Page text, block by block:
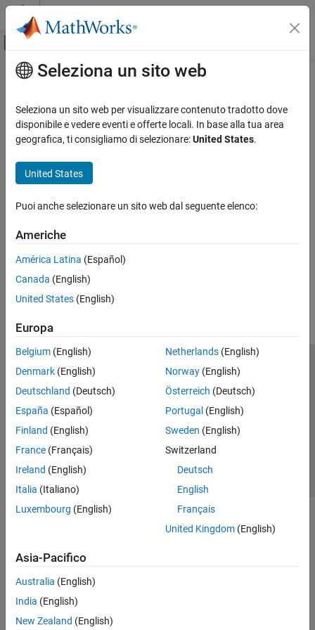
Vai al contenuto
Attiva/disattiva menu di navigazione
Pagina iniziale della documentazione
Contenuto principale
Seleziona un sito web
Seleziona un sito web per visualizzare contenuto tradotto dove
disponibile e vedere eventi e offerte locali. In base alla tua area
geografica, ti consigliamo di selezionare:United States.
United States
Puoi anche selezionare un sito web dal seguente elenco:
Americhe
América Latina (Español)
Canada (English)
United States (English)
Europa
Belgium (English)
Denmark (English)
Deutschland (Deutsch)
España (Español)
Finland (English)
France (Français)
Ireland (English)
Italia (Italiano)
Luxembourg (English)
Netherlands(English)
Norway(English)
Österreich (Deutsch)
Portugal (English)
Sweden (English)
Switzerland
Deutsch
English
Français
United Kingdom(English)
Asia-Pacifico
Australia (English)
India (English)
New Zealand (English)
Centro di fiducia
Informativa sulla privacy
Antipirateria
Stato dell'applicazione
Contatti
© 1994-2026 The MathWorks, Inc.